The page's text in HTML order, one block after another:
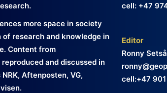
more space in society
research and knowledge in
Content from
and discussed in
Aftenposten, VG,
cell: +47
Editor
Ronny Setså
cell:+47